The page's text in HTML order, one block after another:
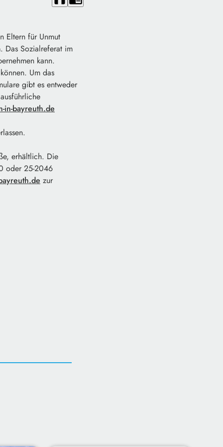
Eltern für Unmut
Das Sozialreferat im
kann.
Um das
gibt es entweder
in-bayreuth.de
erhältlich. Die
oder 25-2046
zur